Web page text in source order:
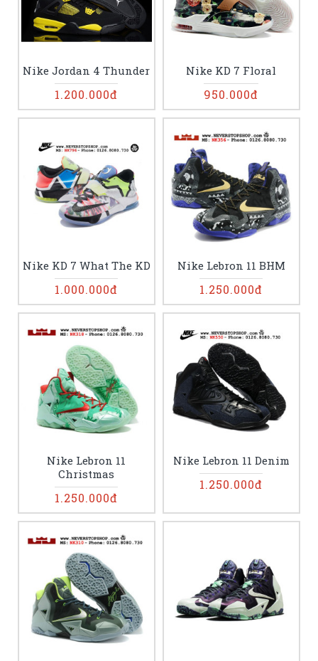
Nike Jordan 4 Thunder
1.200.000đ
Nike KD 7 Floral
950.000đ
Nike KD 7 What The KD
1.000.000đ
Nike Lebron 11 BHM
1.250.000đ
Nike Lebron 11
Christmas
1.250.000đ
Nike Lebron 11 Denim
1.250.000đ